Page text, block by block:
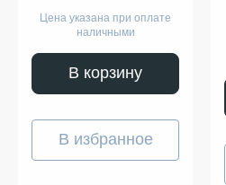
Цена указана при оплате
наличными
В корзину
В избранное